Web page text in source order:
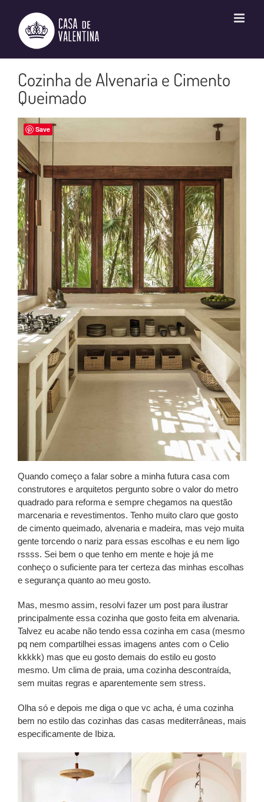
conteúdo
Cozinha de Alvenaria e Cimento
Queimado
Quando começo a falar sobre a minha futura casa com
construtores e arquitetos pergunto sobre o valor do metro
quadrado para reforma e sempre chegamos na questão
marcenaria e revestimentos. Tenho muito claro que gosto
de cimento queimado, alvenaria e madeira, mas vejo muita
gente torcendo o nariz para essas escolhas e eu nem ligo
rssss. Sei bem o que tenho em mente e hoje já me
conheço o suficiente para ter certeza das minhas escolhas
e segurança quanto ao meu gosto.
Mas, mesmo assim, resolvi fazer um post para ilustrar
principalmente essa cozinha que gosto feita em alvenaria.
Talvez eu acabe não tendo essa cozinha em casa (mesmo
pq nem compartilhei essas imagens antes com o Celio
kkkkk) mas que eu gosto demais do estilo eu gosto
mesmo. Um clima de praia, uma cozinha descontraída,
sem muitas regras e aparentemente sem stress.
Olha só e depois me diga o que vc acha, é uma cozinha
bem no estilo das cozinhas das casas mediterrâneas, mais
especificamente de Ibiza.
Save